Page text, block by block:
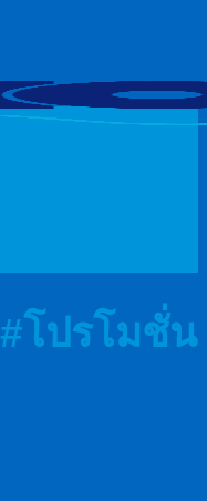
#โปรโมชั่น